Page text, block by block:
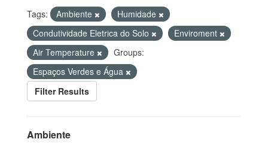
Tags: Ambiente
Humidade
Condutividade Eletrica do Solo
Enviroment
Air Temperature
Groups:
Espaços Verdes e Água
Filter Results
Ambiente